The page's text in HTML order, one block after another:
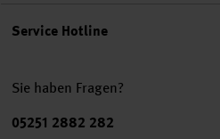
Service Hotline
Sie haben Fragen?
Telefonnummer
05251 2882 282